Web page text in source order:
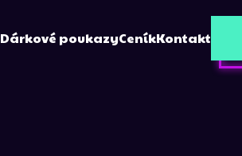
Dárkové poukazyCeníkKontakt